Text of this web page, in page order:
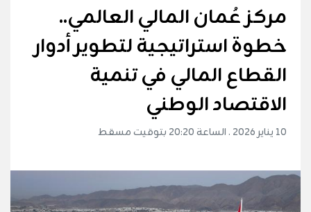
مركز عُمان المالي العالمي..
خطوة استراتيجية لتطوير أدوار
القطاع المالي في تنمية
الاقتصاد الوطني
10 يناير 2026 . الساعة 20:20 بتوقيت مسقط